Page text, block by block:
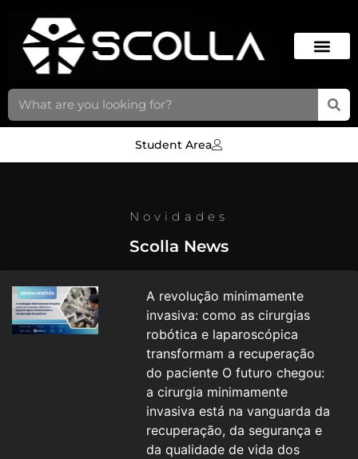
Student Area
Novidades
Scolla News
A revolução minimamente
invasiva: como as cirurgias
robótica e laparoscópica
transformam a recuperação
do paciente O futuro chegou:
a cirurgia minimamente
invasiva está na vanguarda da
recuperação, da segurança e
da qualidade de vida dos